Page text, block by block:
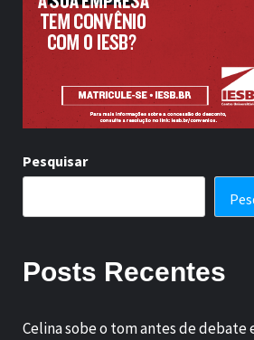
Pesquisar
Posts Recentes
Celina sobe o tom antes de debate